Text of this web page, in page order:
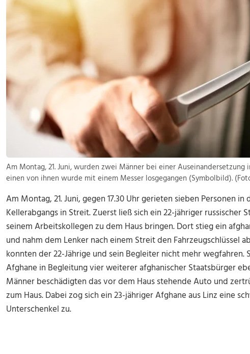
Am Montag, 21. Juni, wurden zwei Männer bei einer
einen von ihnen wurde mit einem Messer losgegangen (Symbolbild).
Am Montag, 21. Juni, gegen 17.30 Uhr gerieten sieben Personen
Kellerabgangs in Streit. Zuerst ließ sich ein 22-jähriger russischer
seinem Arbeitskollegen zu dem Haus bringen. Dort stieg ein
und nahm dem Lenker nach einem Streit den Fahrzeugschlüssel
konnten der 22-Jährige und sein Begleiter nicht mehr wegfahren.
Afghane in Begleitung vier weiterer afghanischer Staatsbürger
Männer beschädigten das vor dem Haus stehende Auto und
zum Haus. Dabei zog sich ein 23-jähriger Afghane aus Linz eine
Unterschenkel zu.